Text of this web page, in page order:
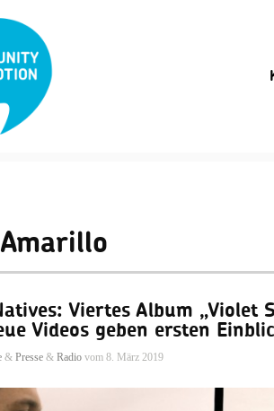
Viertes Album „Violet
Videos geben ersten
& Presse & Radio vom 8. März 2019